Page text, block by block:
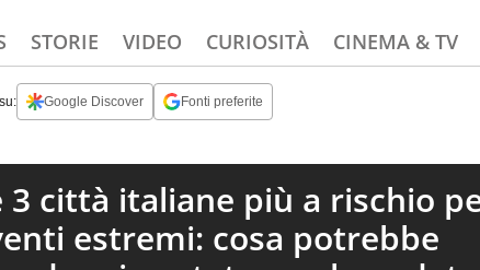
STORIE VIDEO CURIOSITÀ CINEMA & TV
Google Discover Fonti preferite
3 città italiane più a rischio
estremi: cosa potrebbe